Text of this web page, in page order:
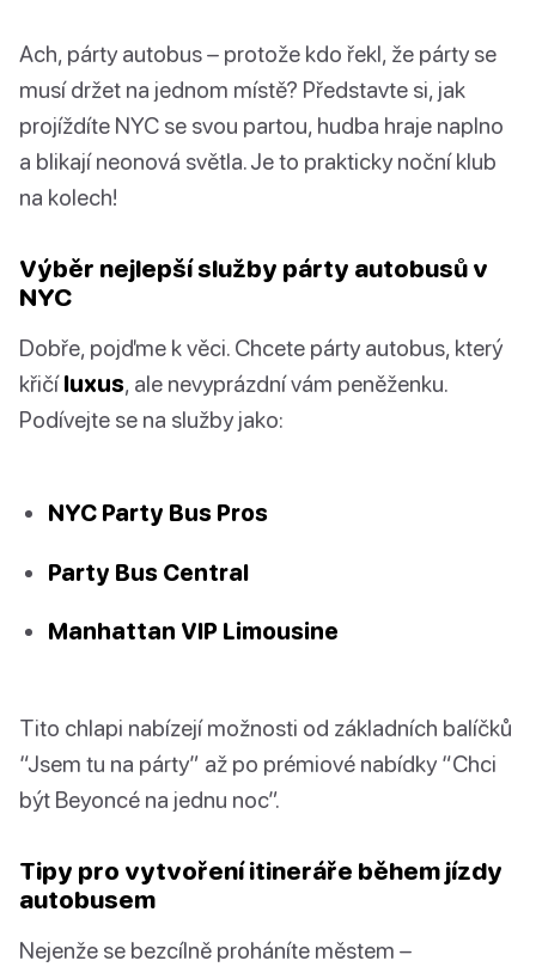
Ach, párty autobus – protože kdo řekl, že párty se
musí držet na jednom místě? Představte si, jak
projíždíte NYC se svou partou, hudba hraje naplno
a blikají neonová světla. Je to prakticky noční klub
na kolech!
Výběr nejlepší služby párty autobusů v
NYC
Dobře, pojďme k věci. Chcete párty autobus, který
křičíluxus, ale nevyprázdní vám peněženku.
Podívejte se na služby jako:
NYC Party Bus Pros
Party Bus Central
Manhattan VIP Limousine
Tito chlapi nabízejí možnosti od základních balíčků
“Jsem tu na párty” až po prémiové nabídky “Chci
být Beyoncé na jednu noc”.
Tipy pro vytvoření itineráře během jízdy
autobusem
Nejenže se bezcílně proháníte městem –